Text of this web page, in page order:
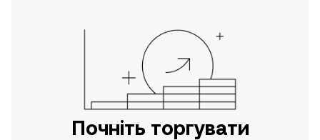
Почніть торгувати